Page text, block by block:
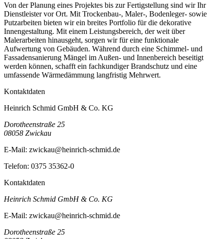
Von der Planung eines Projektes bis zur Fertigstellung sind wir Ihr
Dienstleister vor Ort. Mit Trockenbau-, Maler-, Bodenleger- sowie
Putzarbeiten bieten wir ein breites Portfolio für die dekorative
Innengestaltung. Mit einem Leistungsbereich, der weit über
Malerarbeiten hinausgeht, sorgen wir für eine funktionale
Aufwertung von Gebäuden. Während durch eine Schimmel- und
Fassadensanierung Mängel im Außen- und Innenbereich beseitigt
werden können, schafft ein fachkundiger Brandschutz und eine
umfassende Wärmedämmung langfristig Mehrwert.
Kontaktdaten
Heinrich Schmid GmbH & Co. KG
Dorotheenstraße 25
08058 Zwickau
E-Mail: zwickau@heinrich-schmid.de
Telefon: 0375 35362-0
Kontaktdaten
Heinrich Schmid GmbH & Co. KG
E-Mail: zwickau@heinrich-schmid.de
Dorotheenstraße 25